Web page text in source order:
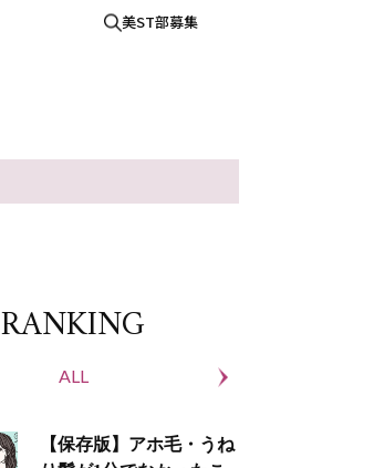
美ST部募集
RANKING
ALL
【保存版】アホ毛・うね